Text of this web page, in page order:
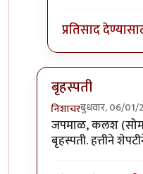
प्रतिसाद
बृहस्पती
निशाचरबुधवार, 06/01/
In reply toफोटो
जपमाळ, कलश
बृहस्पती. हत्तीने